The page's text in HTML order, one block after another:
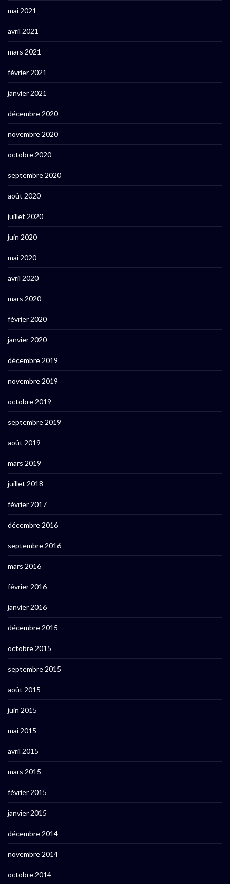
mai 2021
avril 2021
mars 2021
février 2021
janvier 2021
décembre 2020
novembre 2020
octobre 2020
septembre 2020
août 2020
juillet 2020
juin 2020
mai 2020
avril 2020
mars 2020
février 2020
janvier 2020
décembre 2019
novembre 2019
octobre 2019
septembre 2019
août 2019
mars 2019
juillet 2018
février 2017
décembre 2016
septembre 2016
mars 2016
février 2016
janvier 2016
décembre 2015
octobre 2015
septembre 2015
août 2015
juin 2015
mai 2015
avril 2015
mars 2015
février 2015
janvier 2015
décembre 2014
novembre 2014
octobre 2014